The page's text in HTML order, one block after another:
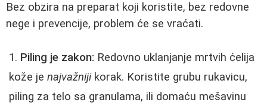
Bez obzira na preparat koji koristite, bez redovne
nege i prevencije, problem će se vraćati.
Piling je zakon: Redovno uklanjanje mrtvih ćelija
kože je najvažnijikorak. Koristite grubu rukavicu,
piling za telo sa granulama, ili domaću mešavinu